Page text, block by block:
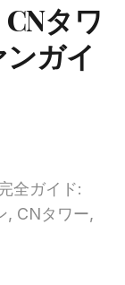
タワ
ガイ
全ガイド:
, CNタワー,